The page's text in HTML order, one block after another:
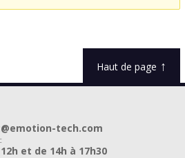
Haut de page ↑
tech.com
et de 14h à 17h30